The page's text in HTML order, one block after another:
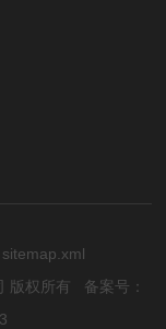
sitemap.xml
版权所有 备案号：